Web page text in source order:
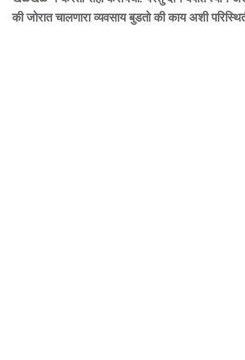
की जोरात चालणारा व्यवसाय बुडतो की काय अशी